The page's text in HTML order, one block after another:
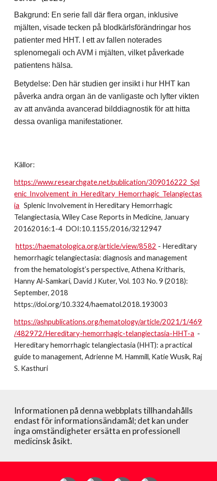
Bakgrund: En serie fall där flera organ, inklusive
mjälten, visade tecken på blodkärlsförändringar hos
patienter med HHT. I ett av fallen noterades
splenomegali och AVM i mjälten, vilket påverkade
patientens hälsa.
Betydelse: Den här studien ger insikt i hur HHT kan
påverka andra organ än de vanligaste och lyfter vikten
av att använda avancerad bilddiagnostik för att hitta
dessa ovanliga manifestationer.
Källor:
https://www.researchgate.net/publication/309016222_Spl
enic_Involvement_in_Hereditary_Hemorrhagic_Telangiectas
ia
Splenic Involvement in Hereditary Hemorrhagic
Telangiectasia, Wiley Case Reports in Medicine, January
20162016:1-4 DOI:10.1155/2016/3212947
https://haematologica.org/article/view/8582 - Hereditary
hemorrhagic telangiectasia: diagnosis and management
from the hematologist’s perspective, Athena Kritharis,
Hanny Al-Samkari, David J Kuter, Vol. 103 No. 9 (2018):
September, 2018
https://doi.org/10.3324/haematol.2018.193003
https://ashpublications.org/hematology/article/2021/1/469
/482972/Hereditary-hemorrhagic-telangiectasia-HHT-a -
Hereditary hemorrhagic telangiectasia (HHT): a practical
guide to management, Adrienne M. Hammill, Katie Wusik, Raj
S. Kasthuri
Informationen på denna webbplats tillhandahålls
endast för informationsändamål; det kan under
inga omständigheter ersätta en professionell
medicinsk åsikt.